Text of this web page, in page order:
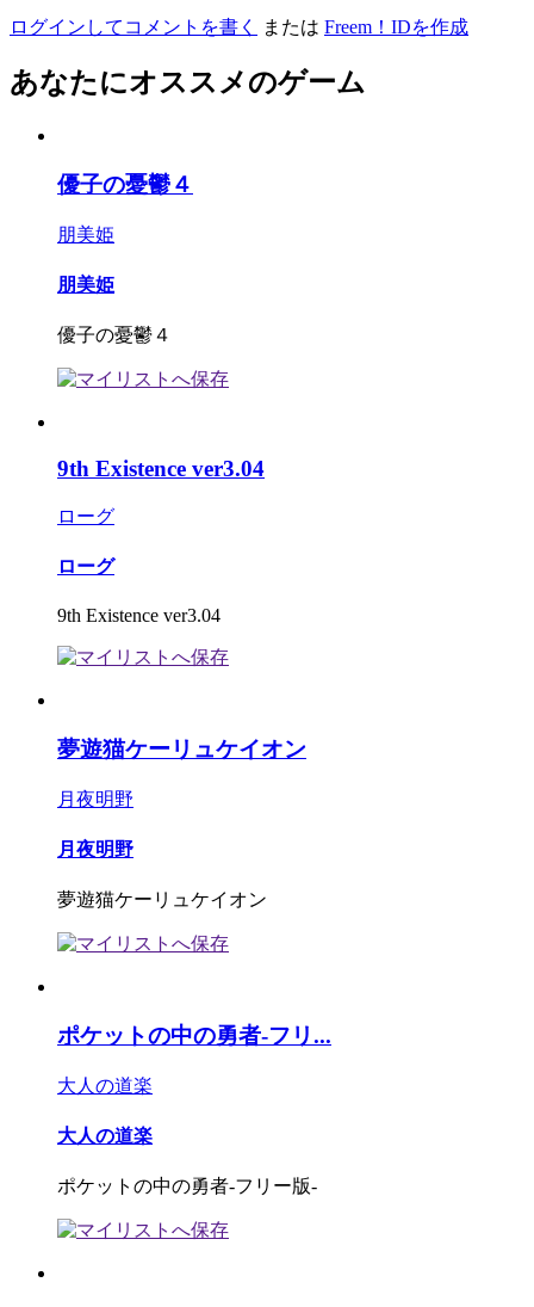
ログインしてコメントを書く または Freem！IDを作成
あなたにオススメのゲーム
優子の憂鬱４
朋美姫
朋美姫
優子の憂鬱４
9th Existence ver3.04
ローグ
ローグ
9th Existence ver3.04
夢遊猫ケーリュケイオン
月夜明野
月夜明野
夢遊猫ケーリュケイオン
ポケットの中の勇者-フリ...
大人の道楽
大人の道楽
ポケットの中の勇者-フリー版-